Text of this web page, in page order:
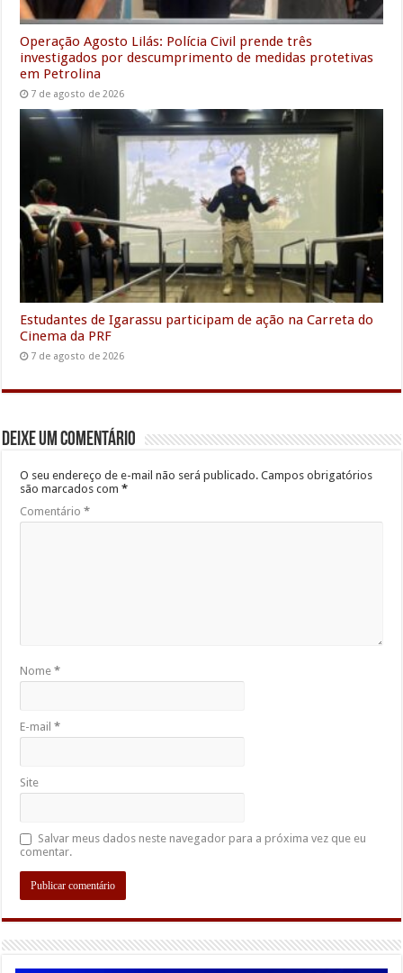
Operação Agosto Lilás: Polícia Civil prende três
investigados por descumprimento de medidas protetivas
em Petrolina
7 de agosto de 2026
Estudantes de Igarassu participam de ação na Carreta do
Cinema da PRF
7 de agosto de 2026
Deixe um comentário
O seu endereço de e-mail não será publicado. Campos obrigatórios
são marcados com*
Comentário*
Nome*
E-mail*
Site
Salvar meus dados neste navegador para a próxima vez que eu
comentar.